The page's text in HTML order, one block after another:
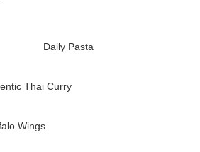
Daily Pasta
Thai Curry
Wings